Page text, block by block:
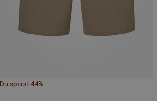
Du sparst 44%